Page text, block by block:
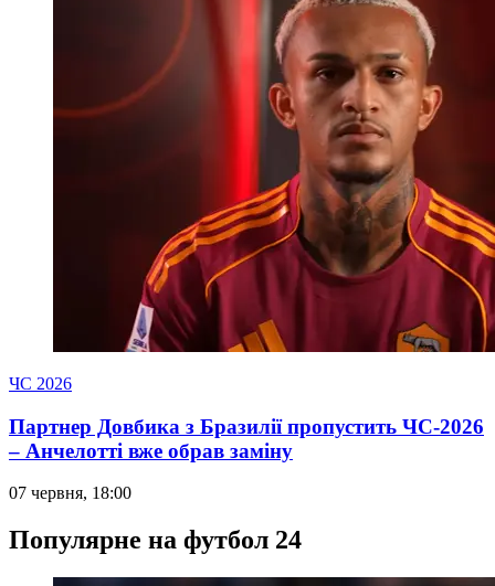
ЧС 2026
Партнер Довбика з Бразилії пропустить ЧС-2026
– Анчелотті вже обрав заміну
07 червня, 18:00
Популярне на футбол 24